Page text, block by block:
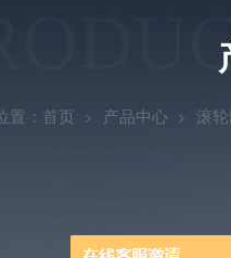
置： 首页 产品中心 滚